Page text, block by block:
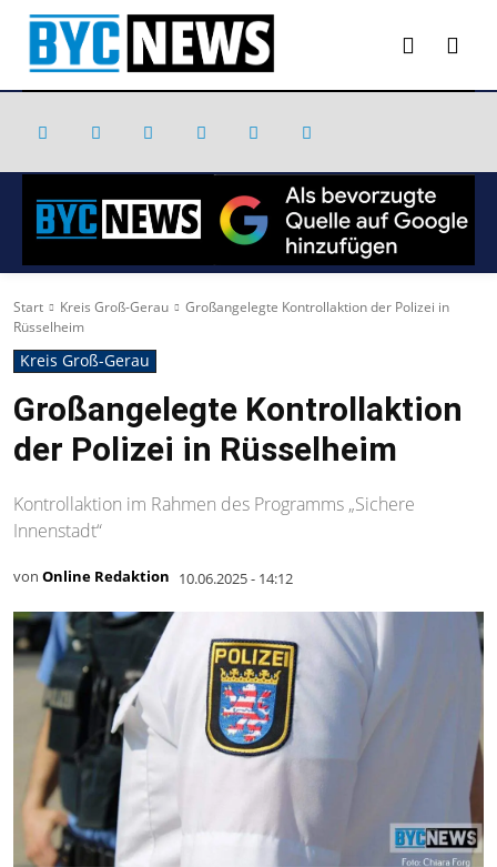
Start Kreis Groß-Gerau
Großangelegte Kontrollaktion der Polizei in
Rüsselheim
Kreis Groß-Gerau
Großangelegte Kontrollaktion
der Polizei in Rüsselheim
Kontrollaktion im Rahmen des Programms „Sichere
Innenstadt“
von Online Redaktion 10.06.2025 - 14:12